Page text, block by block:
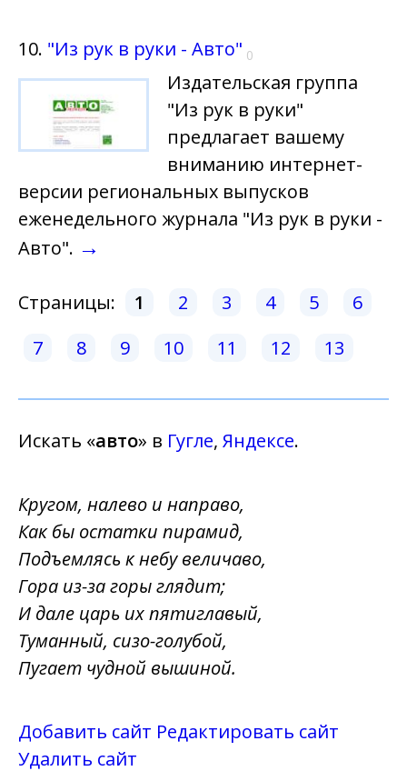
10. "Из рук в руки - Авто" 0
Издательская группа
"Из рук в руки"
предлагает вашему
вниманию интернет-
версии региональных выпусков
еженедельного журнала "Из рук в руки -
Авто". →
Страницы: 1 2 3 4 5
6
7
8 9 10 11 12 13
Искать «авто» в Гугле, Яндексе.
Кругом, налево и направо,
Как бы остатки пирамид,
Подъемлясь к небу величаво,
Гора из-за горы глядит;
И дале царь их пятиглавый,
Туманный, сизо-голубой,
Пугает чудной вышиной.
Добавить сайт Редактировать сайт
Удалить сайт